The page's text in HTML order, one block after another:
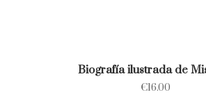
Biografía ilustrada de
€16.00